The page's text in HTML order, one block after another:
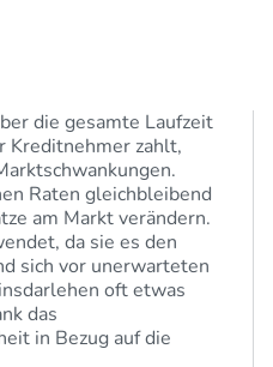
die gesamte Laufzeit
Kreditnehmer zahlt,
Raten gleichbleibend
am Markt verändern.
da sie es den
sich vor unerwarteten
oft etwas
das
in Bezug auf die